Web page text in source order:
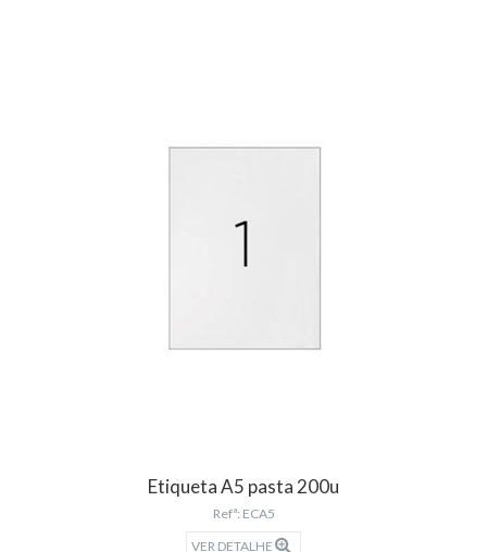
Etiqueta A5 pasta 200u
Refª: ECA5
VER DETALHE